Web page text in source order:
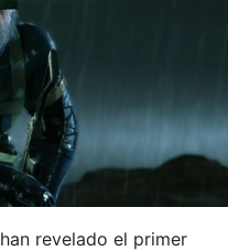
han revelado el primer